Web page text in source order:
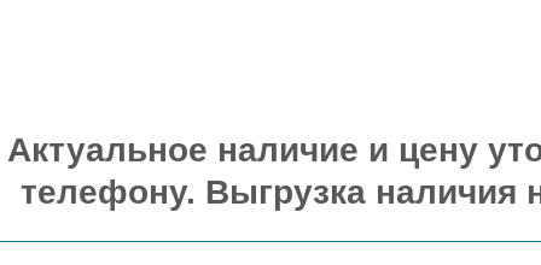
Актуальное наличие и цену
телефону. Выгрузка наличия